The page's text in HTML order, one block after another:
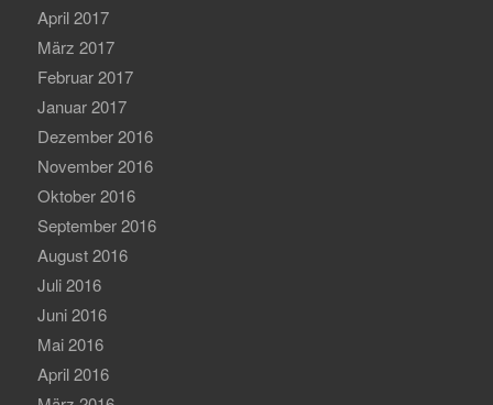
April 2017
März 2017
Februar 2017
Januar 2017
Dezember 2016
November 2016
Oktober 2016
September 2016
August 2016
Juli 2016
Juni 2016
Mai 2016
April 2016